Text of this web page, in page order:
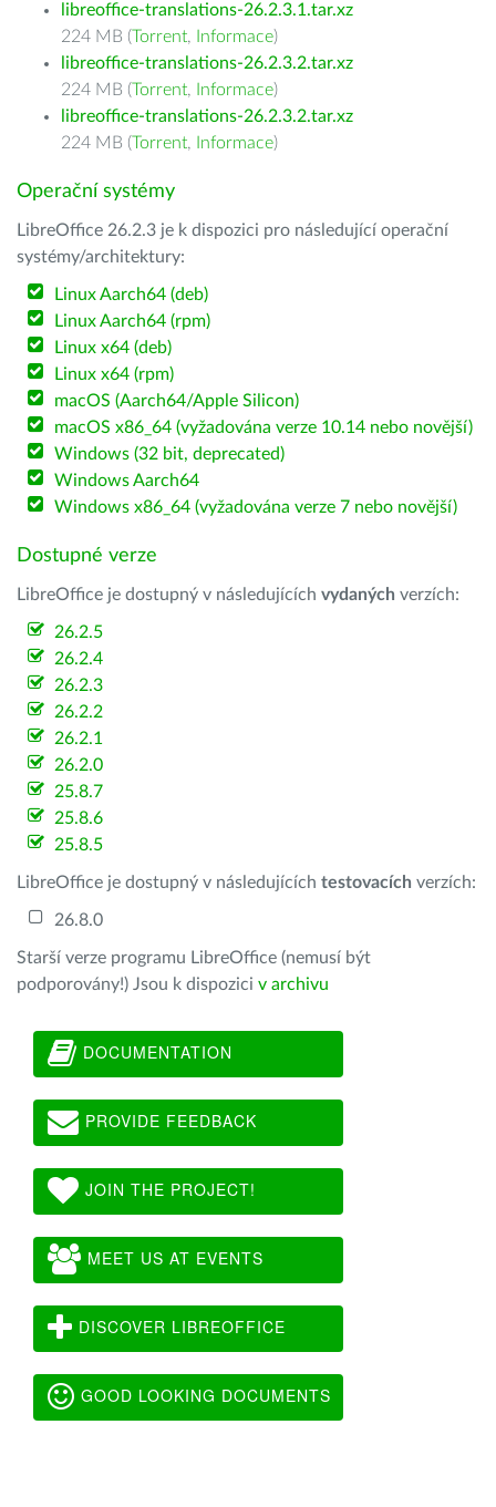
libreoffice-translations-26.2.3.1.tar.xz
224 MB (Torrent, Informace)
libreoffice-translations-26.2.3.2.tar.xz
224 MB (Torrent, Informace)
libreoffice-translations-26.2.3.2.tar.xz
224 MB (Torrent, Informace)
Operační systémy
LibreOffice 26.2.3 je k dispozici pro následující operační
systémy/architektury:
Linux Aarch64 (deb)
Linux Aarch64 (rpm)
Linux x64 (deb)
Linux x64 (rpm)
macOS (Aarch64/Apple Silicon)
macOS x86_64 (vyžadována verze 10.14 nebo novější)
Windows (32 bit, deprecated)
Windows Aarch64
Windows x86_64 (vyžadována verze 7 nebo novější)
Dostupné verze
LibreOffice je dostupný v následujících vydaných verzích:
26.2.5
26.2.4
26.2.3
26.2.2
26.2.1
26.2.0
25.8.7
25.8.6
25.8.5
LibreOffice je dostupný v následujících testovacích verzích:
26.8.0
Starší verze programu LibreOffice (nemusí být
podporovány!) Jsou k dispozici v archivu
DOCUMENTATION
PROVIDE FEEDBACK
JOIN THE PROJECT!
MEET US AT EVENTS
DISCOVER LIBREOFFICE
GOOD LOOKING DOCUMENTS